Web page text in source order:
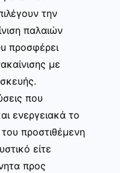
την
παλαιών
προσφέρει
με
που
ενεργειακά το
προστιθέμενη
είτε
προς